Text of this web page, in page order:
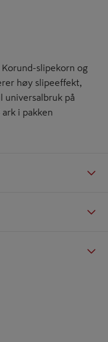
slipekorn og
høy slipeeffekt,
universalbruk på
i pakken